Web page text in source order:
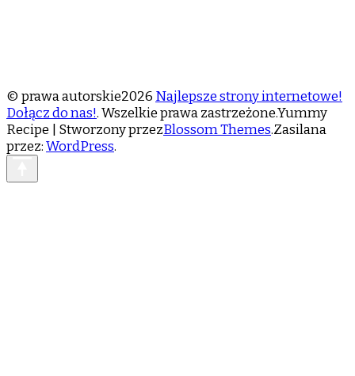
© prawa autorskie2026 Najlepsze strony internetowe!
Dołącz do nas!. Wszelkie prawa zastrzeżone.Yummy
Recipe | Stworzony przezBlossom Themes.Zasilana
przez:WordPress.